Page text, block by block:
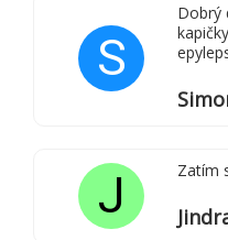
S
Dobrý
J Zatím